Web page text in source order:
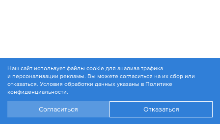
© 1994-2026. ЗАО «Контакт Плюс»
Политика конфиденциальности
Наш сайт использует файлы cookie для анализа трафика
и персонализации рекламы. Вы можете согласиться на их сбор или
отказаться. Условия обработки данных указаны в Политике
конфиденциальности.
Согласиться Отказаться